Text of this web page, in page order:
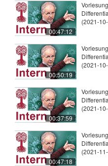
00:47:12
(2021-
00:50:19
(2021-
00:37:59
(2021-
00:47:18
(2021-